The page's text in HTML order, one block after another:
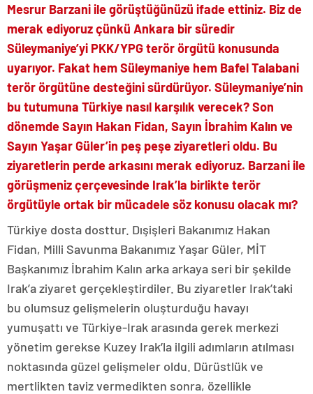
Mesrur Barzani ile görüştüğünüzü ifade ettiniz. Biz de
merak ediyoruz çünkü Ankara bir süredir
Süleymaniye’yi PKK/YPG terör örgütü konusunda
uyarıyor. Fakat hem Süleymaniye hem Bafel Talabani
terör örgütüne desteğini sürdürüyor. Süleymaniye’nin
bu tutumuna Türkiye nasıl karşılık verecek? Son
dönemde Sayın Hakan Fidan, Sayın İbrahim Kalın ve
Sayın Yaşar Güler’in peş peşe ziyaretleri oldu. Bu
ziyaretlerin perde arkasını merak ediyoruz. Barzani ile
görüşmeniz çerçevesinde Irak’la birlikte terör
örgütüyle ortak bir mücadele söz konusu olacak mı?
Türkiye dosta dosttur. Dışişleri Bakanımız Hakan
Fidan, Milli Savunma Bakanımız Yaşar Güler, MİT
Başkanımız İbrahim Kalın arka arkaya seri bir şekilde
Irak’a ziyaret gerçekleştirdiler. Bu ziyaretler Irak’taki
bu olumsuz gelişmelerin oluşturduğu havayı
yumuşattı ve Türkiye-Irak arasında gerek merkezi
yönetim gerekse Kuzey Irak’la ilgili adımların atılması
noktasında güzel gelişmeler oldu. Dürüstlük ve
mertlikten taviz vermedikten sonra, özellikle